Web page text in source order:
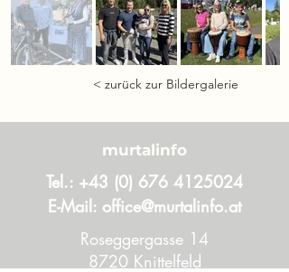
< zurück zur Bildergalerie
murtalinfo
Tel.: +43 (0) 676 4125024
E-Mail: office@murtalinfo.at
Roseggergasse 14
8720 Knittelfeld